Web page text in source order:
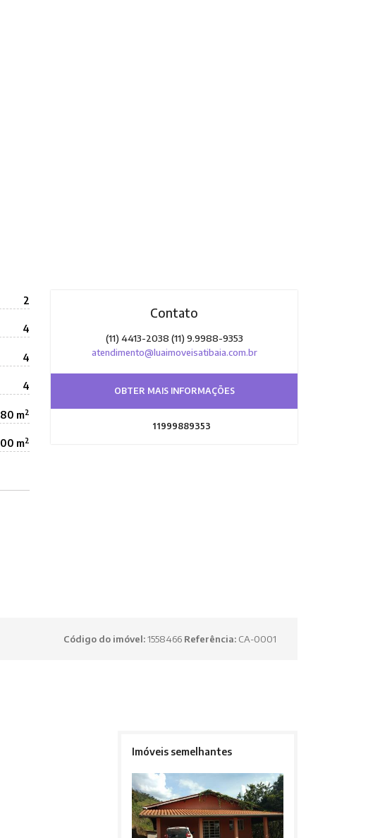
2
4
4
4
m2
m2
Contato
(11) 4413-2038 (11) 9.9988-9353
atendimento@luaimoveisatibaia.com.br
OBTER MAIS INFORMAÇÕES
11999889353
Código do imóvel:1558466 Referência: CA-0001
Imóveis semelhantes